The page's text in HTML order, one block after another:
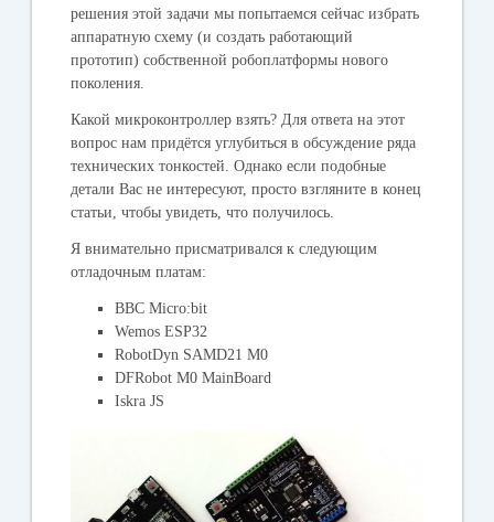
решения этой задачи мы попытаемся сейчас избрать
аппаратную схему (и создать работающий
прототип) собственной робоплатформы нового
поколения.
Какой микроконтроллер взять? Для ответа на этот
вопрос нам придётся углубиться в обсуждение ряда
технических тонкостей. Однако если подобные
детали Вас не интересуют, просто взгляните в конец
статьи, чтобы увидеть, что получилось.
Я внимательно присматривался к следующим
отладочным платам:
ВВC Micro:bit
Wemos ESP32
RobotDyn SAMD21 M0
DFRobot M0 MainBoard
Iskra JS